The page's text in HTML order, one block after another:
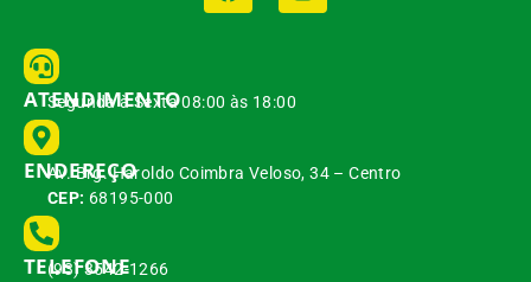
ATENDIMENTO
Segunda à Sexta 08:00 às 18:00
ENDEREÇO
Av. Brg. Haroldo Coimbra Veloso, 34 – Centro
CEP: 68195-000
TELEFONE
(93) 3542-1266